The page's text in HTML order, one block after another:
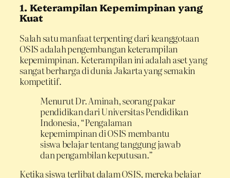
1. Keterampilan Kepemimpinan yang
Kuat
Salah satu manfaat terpenting dari keanggotaan
OSIS adalah pengembangan keterampilan
kepemimpinan. Keterampilan ini adalah aset yang
sangat berharga di dunia Jakarta yang semakin
kompetitif.
Menurut Dr. Aminah, seorang pakar
pendidikan dari Universitas Pendidikan
Indonesia, “Pengalaman
kepemimpinan di OSIS membantu
siswa belajar tentang tanggung jawab
dan pengambilan keputusan.”
Ketika siswa terlibat dalam OSIS, mereka belajar